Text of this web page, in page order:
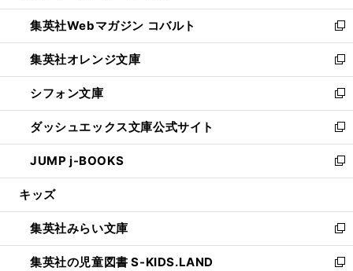
開
く
ウ
で
開
く
ン
ド
ウ
で
開
く
ウ
ィ
ン
ド
ウ
で
開
く
集英社Webマガジン コバルト
新
し
い
ウ
ィ
ン
ド
ウ
で
開
集英社オレンジ文庫
新
し
い
ウ
ィ
ン
ド
ウ
開
く
シフォン文庫
新
し
い
ウ
ィ
ン
ウ
で
開
く
ダッシュエックス文庫公式サイト
新
し
い
ウ
ン
ド
ウ
で
JUMP j-BOOKS
新
し
ウ
ィ
ン
ド
キッズ
集英社みらい文庫
新
し
い
集英社の児童図書 S-KIDS.LAND
新